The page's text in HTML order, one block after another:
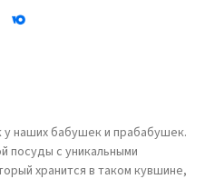
наших бабушек и прабабушек.
посуды с уникальными
хранится в таком кувшине,